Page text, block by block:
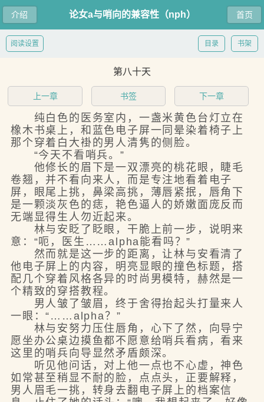
介绍 首页
论女a与哨向的兼容性（nph）
书架
目录
阅读设置
第八十天
上一章 书签 下一章
纯白色的医务室内，一盏米黄色台灯立在
橡木书桌上，和蓝色电子屏一同晕染着椅子上
那个穿着白大褂的男人清隽的侧脸。
“今天不看哨兵。”
他修长的眉下是一双漂亮的桃花眼，睫毛
卷翘，并不看向来人，而是专注地看着电子
屏，眼尾上挑，鼻梁高挑，薄唇紧抿，唇角下
是一颗淡灰色的痣，艳色逼人的娇嫩面庞反而
无端显得生人勿近起来。
林与安眨了眨眼，干脆上前一步，说明来
意：“呃，医生……alpha能看吗？”
然而就是这一步的距离，让林与安看清了
他电子屏上的内容，明亮显眼的撞色标题，搭
配几个穿着风格各异的时尚男模特，赫然是一
个精致的穿搭教程。
男人皱了皱眉，终于舍得抬起头打量来人
一眼：“……alpha？”
林与安努力压住唇角，心下了然，向导宁
愿坐办公桌边摸鱼都不愿意给哨兵看病，看来
这里的哨兵向导显然矛盾颇深。
听见他问话，对上他一点也不心虚，神色
如常甚至稍显不耐的脸，点点头，正要解释，
男人眉毛一挑，转身去翻电子屏上的档案信